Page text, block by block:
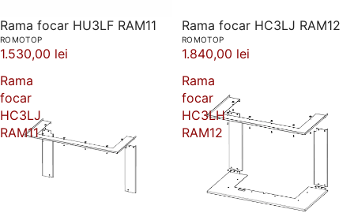
Rama focar HU3LF RAM11
ROMOTOP
1.530,00 lei
Rama focar HC3LJ RAM12
ROMOTOP
1.840,00 lei
Rama
focar
HC3LJ
RAM11
Rama
focar
HC3LH
RAM12